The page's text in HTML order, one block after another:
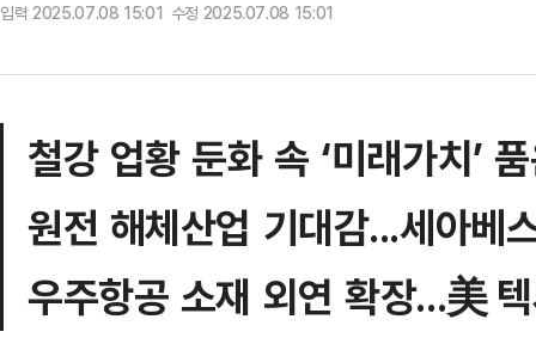
입력 2025.07.08 15:01 수정 2025.07.08 15:01
철강 업황 둔화 속 ‘미래가치’
원전 해체산업 기대감...세아베
우주항공 소재 외연 확장...美